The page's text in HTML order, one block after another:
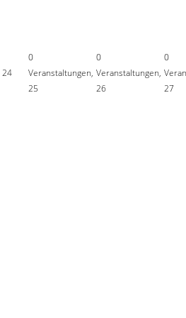
24
0
Veranstaltungen,
25
0
Veranstaltungen,
26
0
27